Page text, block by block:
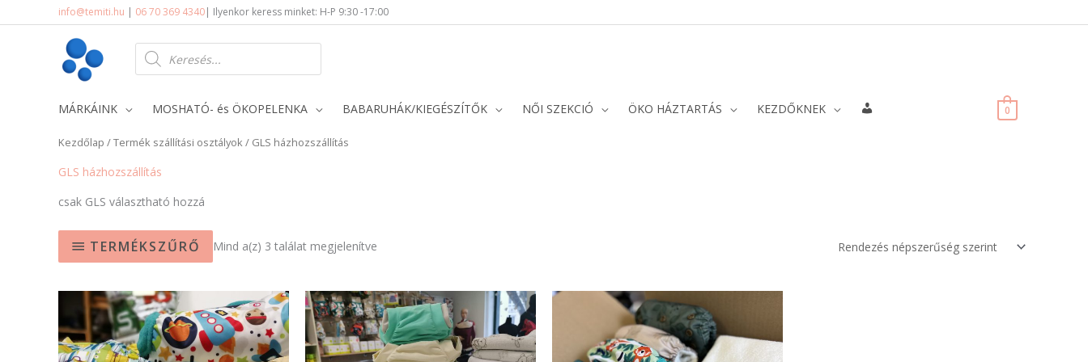
to
info@temiti.hu | 06 70 369 4340| Ilyenkor keress minket: H-P 9:30 -17:00
Products
search
MÁRKÁINK MOSHATÓ- és ÖKOPELENKA BABARUHÁK/KIEGÉSZÍTŐK NŐI SZEKCIÓ ÖKO HÁZTARTÁS KEZDŐKNEK 0
Kezdőlap / Termék szállítási osztályok / GLS házhozszállítás
GLS házhozszállítás
csak GLS választható hozzá
TERMÉKSZŰRŐ Mind a(z) 3 találat megjelenítve
Ennek
a
terméknek
több